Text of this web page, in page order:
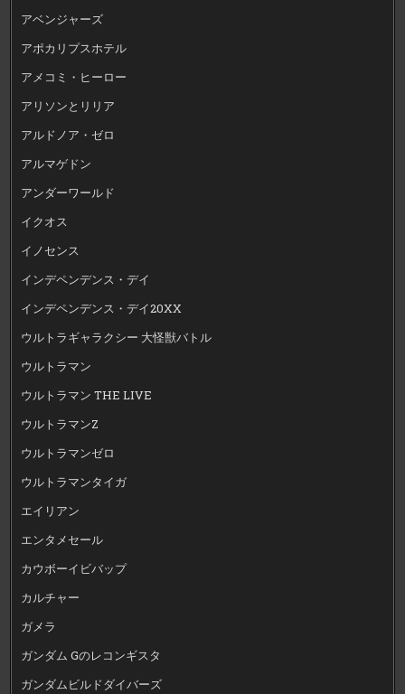
アベンジャーズ
アポカリプスホテル
アメコミ・ヒーロー
アリソンとリリア
アルドノア・ゼロ
アルマゲドン
アンダーワールド
イクオス
イノセンス
インデペンデンス・デイ
インデペンデンス・デイ20XX
ウルトラギャラクシー 大怪獣バトル
ウルトラマン
ウルトラマン THE LIVE
ウルトラマンZ
ウルトラマンゼロ
ウルトラマンタイガ
エイリアン
エンタメセール
カウボーイビバップ
カルチャー
ガメラ
ガンダム Gのレコンギスタ
ガンダムビルドダイバーズ